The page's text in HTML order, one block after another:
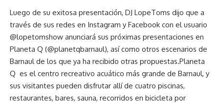
Luego de su exitosa presentación, DJ LopeToms dijo que a
través de sus redes en Instagram y Facebook con el usuario
@lopetomshow anunciará sus próximas presentaciones en
Planeta Q (@planetqbarnaul), así como otros escenarios de
Barnaul de los que ya ha recibido otras propuestas.Planeta
Q es el centro recreativo acuático más grande de Barnaul, y
sus visitantes pueden disfrutar allí de cuatro piscinas,
restaurantes, bares, sauna, recorridos en bicicleta por